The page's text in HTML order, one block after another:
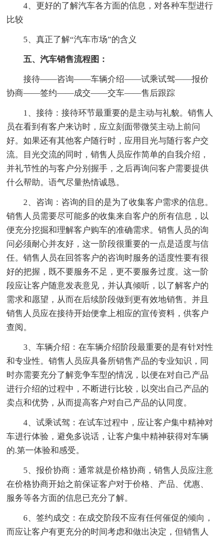
4、更好的了解汽车各方面的信息，对各种车型进行
比较
5、真正了解“汽车市场”的含义
五、汽车销售流程图：
接待——咨询——车辆介绍——试乘试驾——报价
协商——签约——成交——交车——售后跟踪
1、接待：接待环节最重要的是主动与礼貌。销售人
员在看到有客户来访时，应立刻面带微笑主动上前问
好。如果还有其他客户随行时，应用目光与随行客户交
流。目光交流的同时，销售人员应作简单的自我介绍，
并礼节性的与客户分别握手，之后再询问客户需要提供
什么帮助。语气尽量热情诚恳。
2、咨询：咨询的目的是为了收集客户需求的信息。
销售人员需要尽可能多的收集来自客户的所有信息，以
便充分挖掘和理解客户购车的准确需求。销售人员的询
问必须耐心并友好，这一阶段很重要的一点是适度与信
任。销售人员在回答客户的咨询时服务的适度性要有很
好的把握，既不要服务不足，更不要服务过度。这一阶
段应让客户随意发表意见，并认真倾听，以了解客户的
需求和愿望，从而在后续阶段做到更有效地销售。并且
销售人员应在接待开始便拿上相应的宣传资料，供客户
查阅。
3、车辆介绍：在车辆介绍阶段最重要的是有针对性
和专业性。销售人员应具备所销售产品的专业知识，同
时亦需要充分了解竞争车型的情况，以便在对自己产品
进行介绍的过程中，不断进行比较，以突出自己产品的
卖点和优势，从而提高客户对自己产品的认同度。
4、试乘试驾：在试车过程中，应让客户集中精神对
车进行体验，避免多说话，让客户集中精神获得对车辆
的.第一体验和感受。
5、报价协商：通常就是价格协商，销售人员应注意
在价格协商开始之前保证客户对于价格、产品、优惠、
服务等各方面的信息已充分了解。
6、签约成交：在成交阶段不应有任何催促的倾向，
而应让客户有更充分的时间考虑和做出决定，但销售人